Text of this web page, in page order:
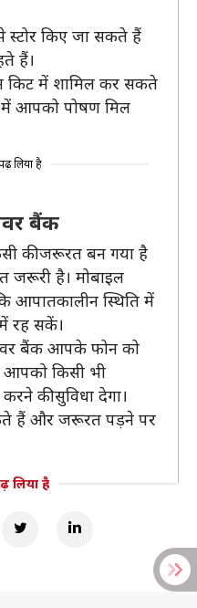
किए जा सकते हैं
हैं।
किट में शामिल कर सकते
में आपको पोषण मिल
लिया है
बैंक
की जरूरत बन गया है
जरूरी है। मोबाइल
आपातकालीन स्थिति में
रह सकें।
बैंक आपके फोन को
किसी भी
की सुविधा देगा।
हैं और जरूरत पड़ने पर
लिया है